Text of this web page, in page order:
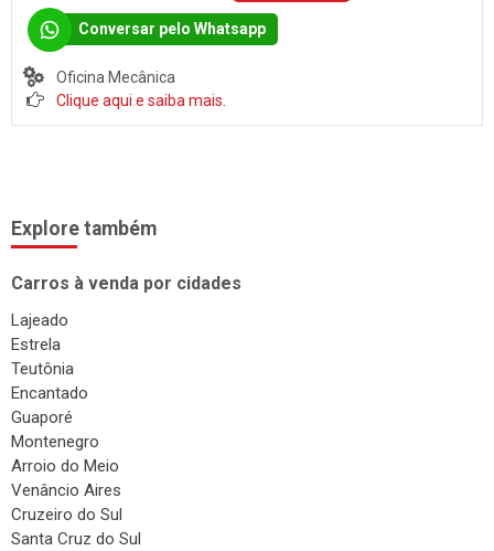
Conversar pelo Whatsapp
Oficina Mecânica
Clique aqui e saiba mais.
Explore também
Carros à venda por cidades
Lajeado
Estrela
Teutônia
Encantado
Guaporé
Montenegro
Arroio do Meio
Venâncio Aires
Cruzeiro do Sul
Santa Cruz do Sul